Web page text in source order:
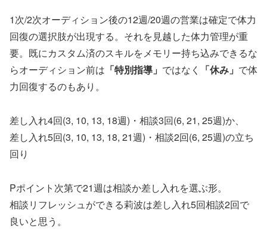
1次/2次オーディション後の12週/20週の営業は確定で体力
回復の選択肢が出現する。それを見越した体力管理が重
要。既にカスタム済のスキルをメモリー持ち込みできるな
らオーディション前は 「特別指導」 ではなく 「休み」 で体
力回復するのもあり。
差し入れ4回(3, 10, 13, 18週)・相談3回(6, 21, 25週)か、
差し入れ5回(3, 10, 13, 18, 21週)・相談2回(6, 25週)の立ち
回り
Pポイント次第で21週は相談か差し入れを選ぶ形。
相談リフレッシュができる莉波は差し入れ5回相談2回で
良いと思う。